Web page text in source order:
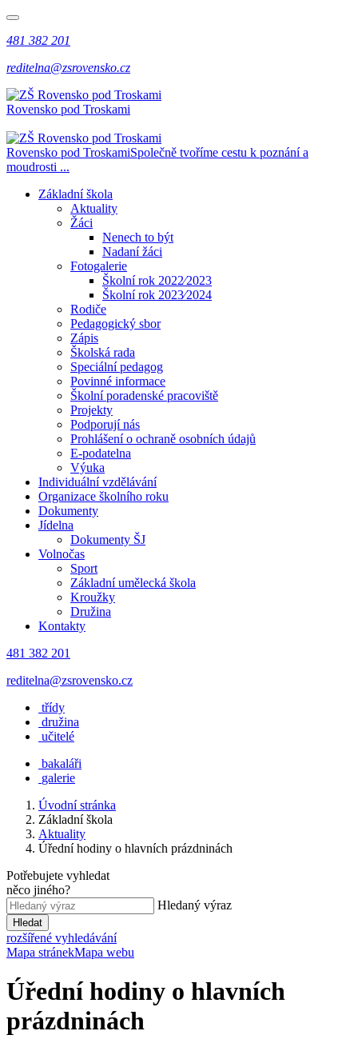
481 382 201
reditelna@zsrovensko.cz
Rovensko pod Troskami
Rovensko pod TroskamiSpolečně tvoříme cestu k poznání a
moudrosti ...
Základní škola
Aktuality
Žáci
Nenech to být
Nadaní žáci
Fotogalerie
Školní rok 2022⁄2023
Školní rok 2023⁄2024
Rodiče
Pedagogický sbor
Zápis
Školská rada
Speciální pedagog
Povinné informace
Školní poradenské pracoviště
Projekty
Podporují nás
Prohlášení o ochraně osobních údajů
E-podatelna
Výuka
Individuální vzdělávání
Organizace školního roku
Dokumenty
Jídelna
Dokumenty ŠJ
Volnočas
Sport
Základní umělecká škola
Kroužky
Družina
Kontakty
481 382 201
reditelna@zsrovensko.cz
třídy
družina
učitelé
bakaláři
galerie
Úvodní stránka
Základní škola
Aktuality
Úřední hodiny o hlavních prázdninách
Potřebujete vyhledat
něco jiného?
Hledaný výraz
Hledat
rozšířené vyhledávání
Mapa stránekMapa webu
Úřední hodiny o hlavních
prázdninách